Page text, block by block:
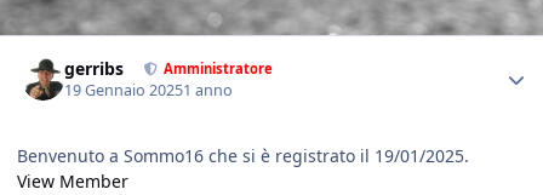
gerribs Amministratore
19 Gennaio 20251 anno
Benvenuto a Sommo16 che si è registrato il 19/01/2025.
View Member